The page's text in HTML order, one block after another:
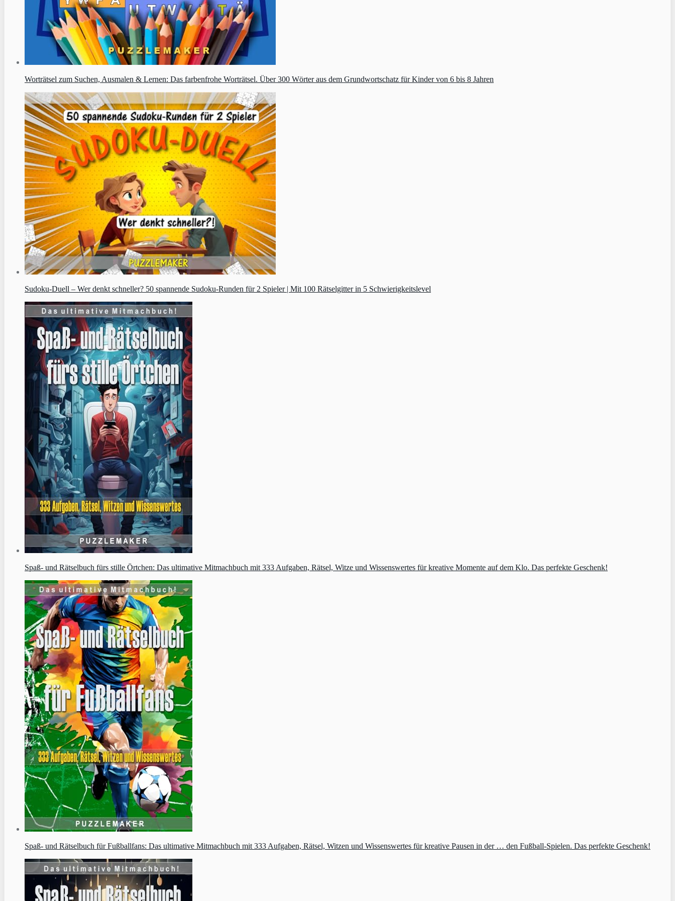
Worträtsel zum Suchen, Ausmalen & Lernen: Das farbenfrohe Worträtsel. Über 300 Wörter aus dem Grundwortschatz für Kinder von 6 bis 8 Jahren
Sudoku‑Duell – Wer denkt schneller? 50 spannende Sudoku-Runden für 2 Spieler | Mit 100 Rätselgitter in 5 Schwierigkeitslevel
Spaß- und Rätselbuch fürs stille Örtchen: Das ultimative Mitmachbuch mit 333 Aufgaben, Rätsel, Witze und Wissenswertes für kreative Momente auf dem Klo. Das perfekte Geschenk!
Spaß- und Rätselbuch für Fußballfans: Das ultimative Mitmachbuch mit 333 Aufgaben, Rätsel, Witzen und Wissenswertes für kreative Pausen in der … den Fußball-Spielen. Das perfekte Geschenk!